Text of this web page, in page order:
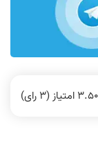
3.50 امتیاز (3 رای)